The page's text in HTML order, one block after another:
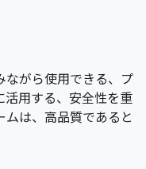
ながら使用できる、プ
活用する、安全性を重
は、高品質であると